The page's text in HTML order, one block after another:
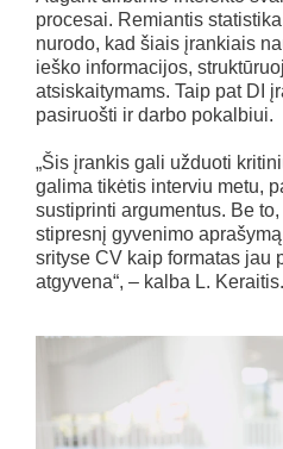
procesai. Remiantis
nurodo, kad šiais įrankiais
ieško informacijos,
atsiskaitymams. Taip pat DI
pasiruošti ir darbo pokalbiui.
„Šis įrankis gali užduoti
galima tikėtis interviu metu,
sustiprinti argumentus. Be
stipresnį gyvenimo
srityse CV kaip formatas jau
atgyvena“, – kalba L. Keraitis.